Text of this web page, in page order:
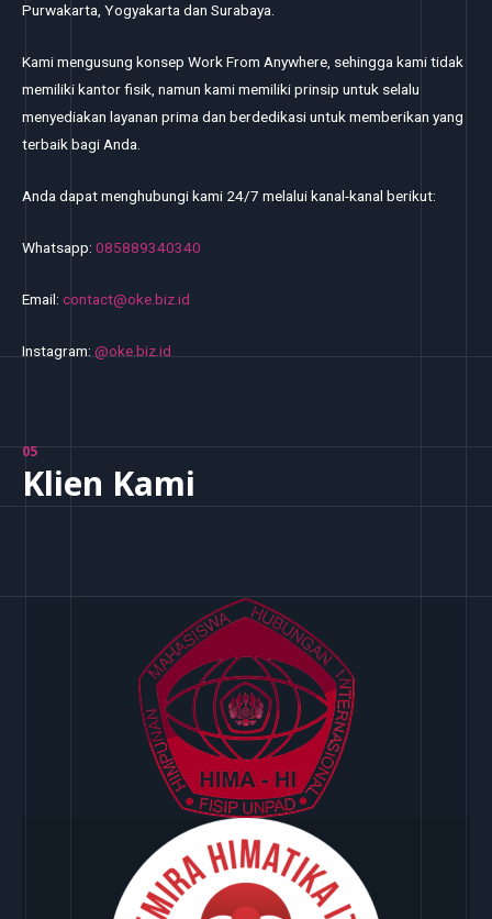
Purwakarta, Yogyakarta dan Surabaya.
Kami mengusung konsep Work From Anywhere, sehingga kami tidak
memiliki kantor fisik, namun kami memiliki prinsip untuk selalu
menyediakan layanan prima dan berdedikasi untuk memberikan yang
terbaik bagi Anda.
Anda dapat menghubungi kami 24/7 melalui kanal-kanal berikut:
Whatsapp: 085889340340
Email: contact@oke.biz.id
Instagram: @oke.biz.id
05
Klien Kami